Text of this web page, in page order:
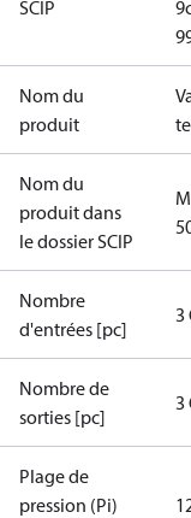
SCIP
Nom du
produit
Nom du
produit dans
le dossier SCIP
Nombre
d'entrées [pc]
3
Nombre de
sorties [pc]
3
Plage de
pression (Pi)